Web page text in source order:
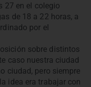
27 en el colegio
de 18 a 22 horas, a
por el
sobre distintos
caso nuestra ciudad
ciudad, pero siempre
idea era trabajar con